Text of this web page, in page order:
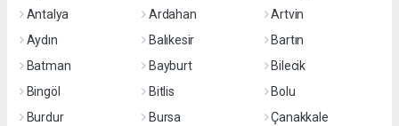
Antalya
Ardahan
Artvin
Aydın
Balıkesir
Bartın
Batman
Bayburt
Bilecik
Bingöl
Bitlis
Bolu
Burdur
Bursa
Çanakkale